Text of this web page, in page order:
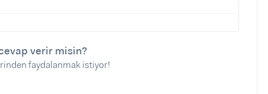
verir misin?
faydalanmak istiyor!